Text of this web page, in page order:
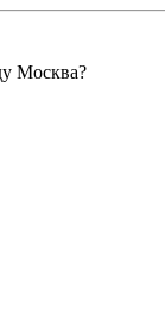
Москва?